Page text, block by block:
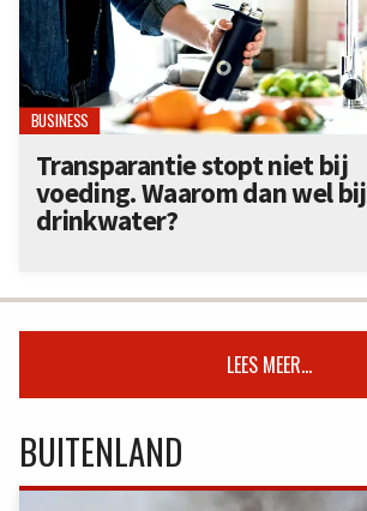
BUSINESS
Transparantie stopt niet bij
voeding. Waarom dan wel bij
drinkwater?
LEES MEER...
BUITENLAND